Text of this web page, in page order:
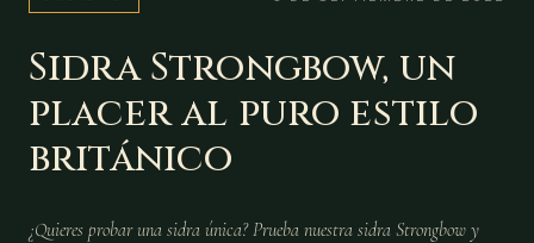
Sidra Strongbow, un
placer al puro estilo
británico
¿Quieres probar una sidra única? Prueba nuestra sidra Strongbow y